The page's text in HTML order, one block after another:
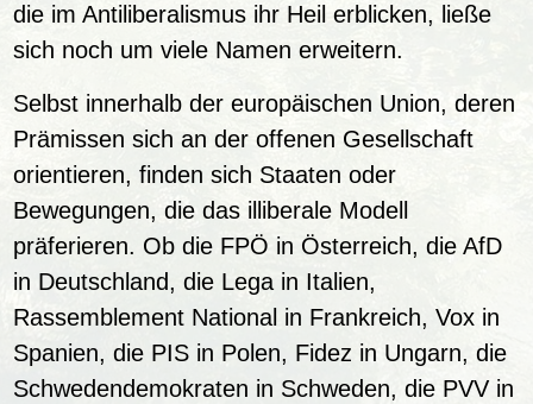
die im Antiliberalismus ihr Heil erblicken, ließe
sich noch um viele Namen erweitern.
Selbst innerhalb der europäischen Union, deren
Prämissen sich an der offenen Gesellschaft
orientieren, finden sich Staaten oder
Bewegungen, die das illiberale Modell
präferieren. Ob die FPÖ in Österreich, die AfD
in Deutschland, die Lega in Italien,
Rassemblement National in Frankreich, Vox in
Spanien, die PIS in Polen, Fidez in Ungarn, die
Schwedendemokraten in Schweden, die PVV in